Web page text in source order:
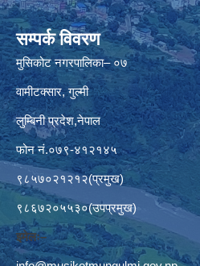
सम्पर्क विवरण
मुसिकोट नगरपालिका– ०७
वामीटक्सार, गुल्मी
लुम्बिनी प्रदेश,नेपाल
फोन नं.०७९-४१२१४५
९८५७०२१२१२(प्रमुख)
९८६७२०५५३०(उपप्रमुख)
इमेलः–